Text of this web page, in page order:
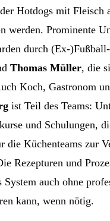
Hotdogs mit Fleisch
werden. Prominente
durch (Ex-
Thomas Müller, die
Koch, Gastronom
ist Teil des Teams:
und Schulungen,
die Küchenteams zur
Rezepturen und
System auch ohne
kann, wenn nötig.